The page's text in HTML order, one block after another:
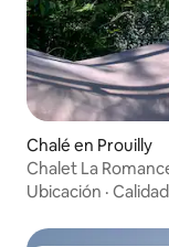
Chalé en Prouilly
Chalet La
Ubicación ·